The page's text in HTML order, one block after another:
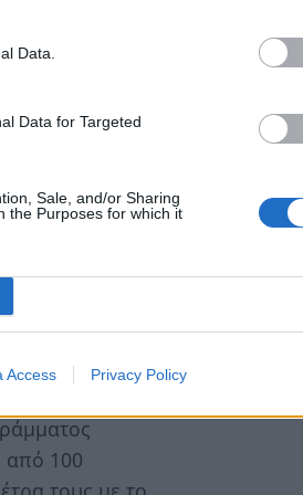
Data.
Data for Targeted
Sale, and/or Sharing
the Purposes for which it
Access Privacy Policy
ο αείμνηστος
στο
έχει
Καραμάνο.
κ.
πολίτες,
τιμή, το κύρος,
ΙΝΕΒΥΠ
εκδηλώσεις,
και πάνω απ’
από 100